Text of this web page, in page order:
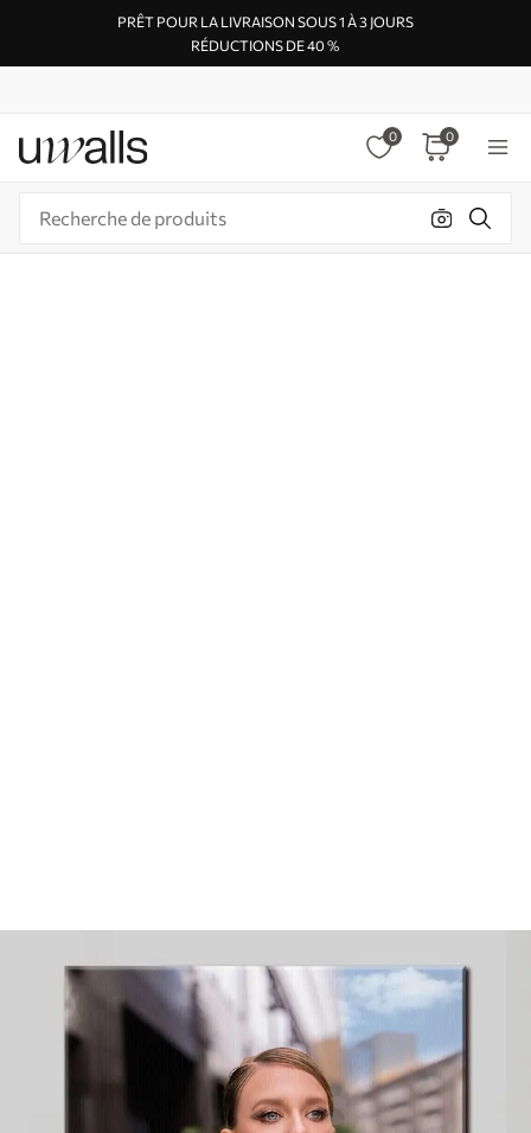
PRÊT POUR LA LIVRAISON SOUS 1 À 3 JOURS
RÉDUCTIONS DE 40 %
0 0